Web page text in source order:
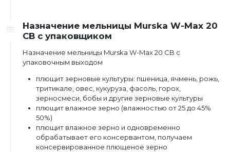
Назначение мельницы Murska W-Max 20
CB с упаковщиком
Назначение мельницы Murska W-Max 20 CB с
упаковочным выходом
плющит зерновые культуры: пшеница, ячмень, рожь,
тритикале, овес, кукуруза, фасоль, горох,
зерносмеси, бобы и другие зерновые культуры
плющит влажное зерно (влажностью от 25 до 45%
50%)
плющит влажное зерно и одновременно
обрабатывает его консервантом, получаем
консервированное плющеное зерно